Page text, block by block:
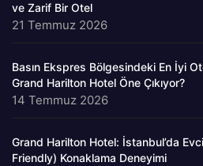
ve Zarif Bir Otel
21 Temmuz 2026
Basın Ekspres Bölgesindeki En İyi
Grand Harilton Hotel Öne Çıkıyor?
14 Temmuz 2026
Grand Harilton Hotel: İstanbul’da
Friendly) Konaklama Deneyimi